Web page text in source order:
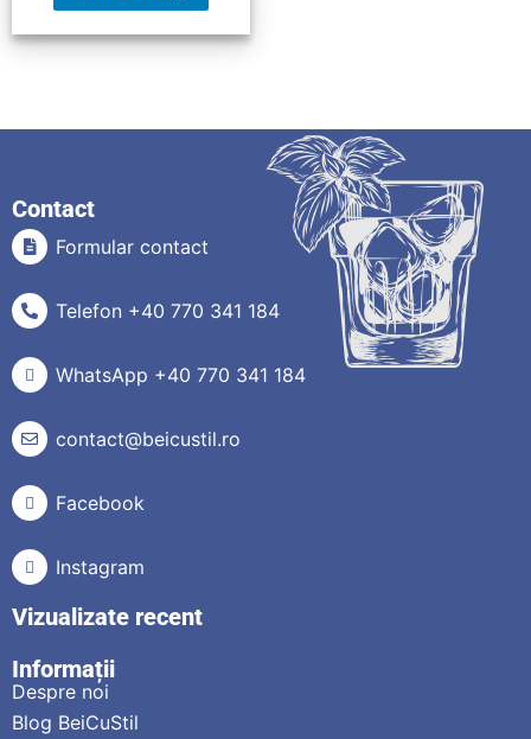
Contact
Formular contact
Telefon +40 770 341 184
WhatsApp +40 770 341 184
contact@beicustil.ro
Facebook
Instagram
Vizualizate recent
Informații
Despre noi
Blog BeiCuStil